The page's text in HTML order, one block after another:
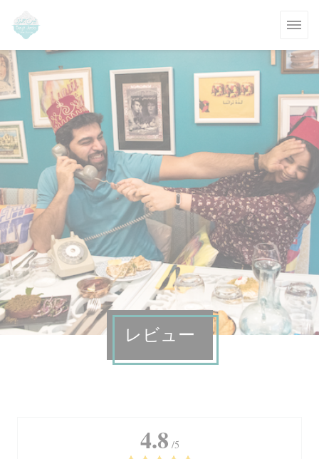
レビュー
4.8 /5